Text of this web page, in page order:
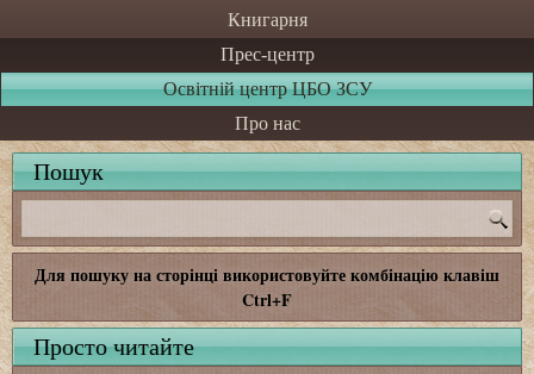
Книгарня
Прес-центр
Освітній центр ЦБО ЗСУ
Про нас
Пошук
Для пошуку на сторінці використовуйте комбінацію клавіш
Ctrl+F
Просто читайте